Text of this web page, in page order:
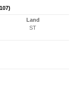
Land
ST